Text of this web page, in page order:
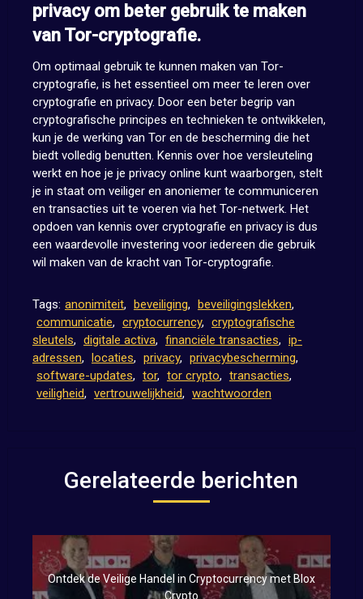
privacy om beter gebruik te maken
van Tor-cryptografie.
Om optimaal gebruik te kunnen maken van Tor-
cryptografie, is het essentieel om meer te leren over
cryptografie en privacy. Door een beter begrip van
cryptografische principes en technieken te ontwikkelen,
kun je de werking van Tor en de bescherming die het
biedt volledig benutten. Kennis over hoe versleuteling
werkt en hoe je je privacy online kunt waarborgen, stelt
je in staat om veiliger en anoniemer te communiceren
en transacties uit te voeren via het Tor-netwerk. Het
opdoen van kennis over cryptografie en privacy is dus
een waardevolle investering voor iedereen die gebruik
wil maken van de kracht van Tor-cryptografie.
Tags: anonimiteit, beveiliging, beveiligingslekken,
communicatie, cryptocurrency, cryptografische
sleutels, digitale activa, financiële transacties, ip-
adressen, locaties, privacy, privacybescherming,
software-updates, tor, tor crypto, transacties,
veiligheid, vertrouwelijkheid, wachtwoorden
Gerelateerde berichten
Ontdek de Veilige Handel in Cryptocurrency met Blox
Crypto